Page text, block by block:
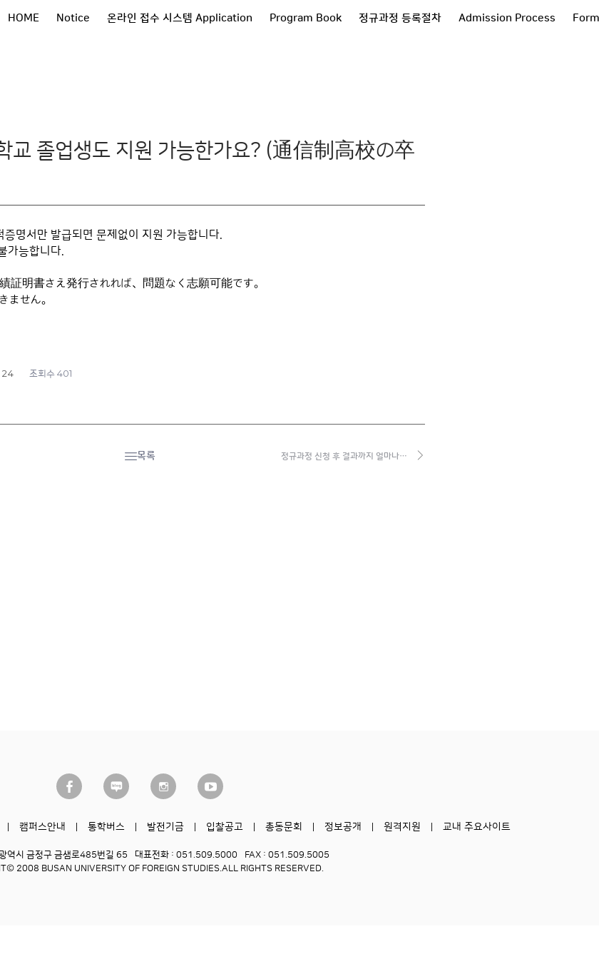
HOME Notice 온라인 접수 시스템 Application Program Book 정규과정 등록절차 Admission Process
교 졸업생도 지원 가능한가요? (通信制高校の卒
명서만 발급되면 문제없이 지원 가능합니다.
가능합니다.
証明書さえ発行されれば、問題なく志願可能です。
ません。
24 조회수 401
목록 정규과정 신청 후 결과까지 얼마나…
캠퍼스안내 통학버스 발전기금 입찰공고 총동문회 정보공개 원격지원 교내 주요사이트
역시 금정구 금샘로485번길 65 대표전화 : 051.509.5000
FAX : 051.509.5005
2008 BUSAN UNIVERSITY OF FOREIGN STUDIES. ALL RIGHTS RESERVED.